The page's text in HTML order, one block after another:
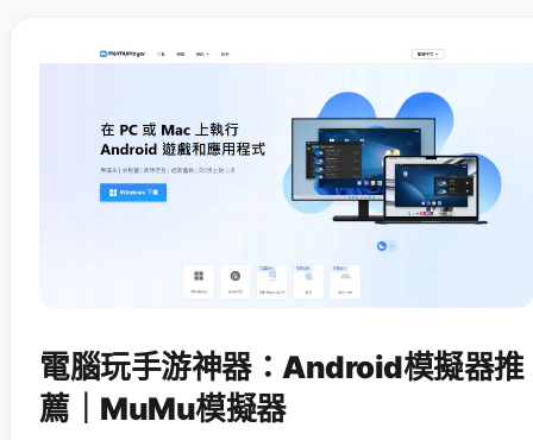
電腦玩手游神器：Android模擬器推
薦｜MuMu模擬器